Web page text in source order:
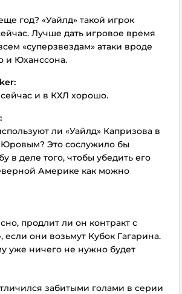
год? «Уайлд» такой игрок
Лучше дать игровое время
«суперзвездам» атаки вроде
и Юханссона.
и в КХЛ хорошо.
ли «Уайлд» Капризова в
Юровым? Это сослужило бы
в деле того, чтобы убедить его
Америке как можно
продлит ли он контракт с
если они возьмут Кубок Гагарина.
уже ничего не нужно будет
забитыми голами в серии